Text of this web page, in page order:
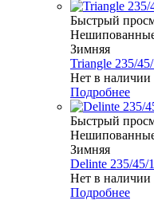
Быстрый
Зимняя
Triangle 235/
Нет в наличии
Подробнее
Быстрый
Зимняя
Delinte 235/
Нет в наличии
Подробнее